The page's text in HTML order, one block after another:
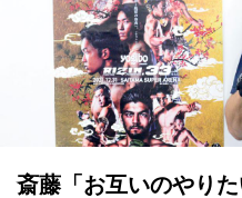
斎藤「お互いのやり